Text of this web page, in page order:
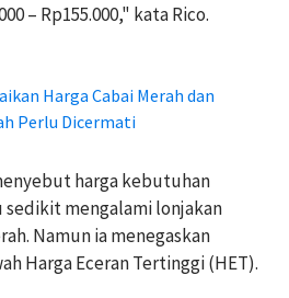
– Rp155.000," kata Rico.
Harga Cabai Merah dan
Perlu Dicermati
harga kebutuhan
mengalami lonjakan
Namun ia menegaskan
Harga Eceran Tertinggi (HET).